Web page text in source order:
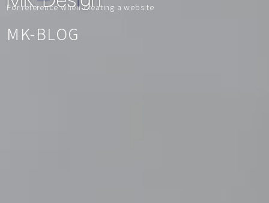
For reference when creating a website
MK-BLOG